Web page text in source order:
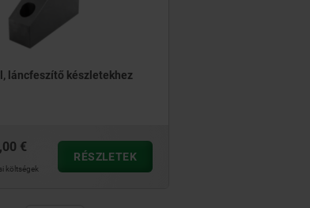
láncfeszítő készletekhez
€
költségek
RÉSZLETEK